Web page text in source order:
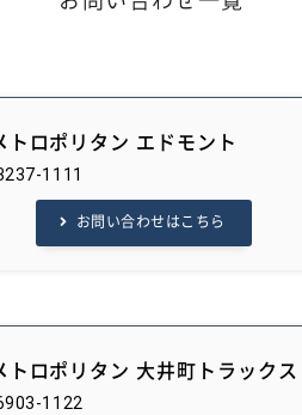
トロポリタン エドモント
1111
お問い合わせはこちら
トロポリタン 大井町トラックス
1122